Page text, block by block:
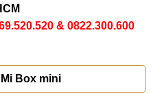
& 0822.300.600
Box mini